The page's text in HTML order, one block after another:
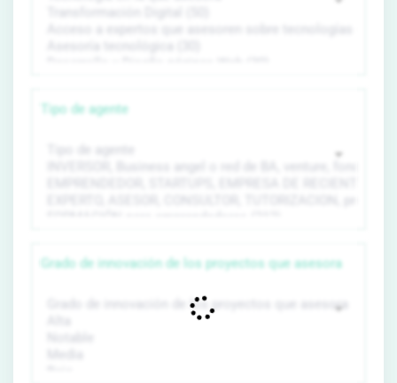
Tipo de agente
Grado de innovación de los proyectos que asesora